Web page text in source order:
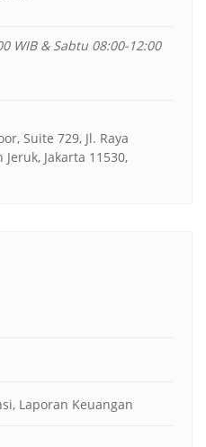
WIB & Sabtu 08:00-12:00
Suite 729, Jl. Raya
Jakarta 11530,
Laporan Keuangan